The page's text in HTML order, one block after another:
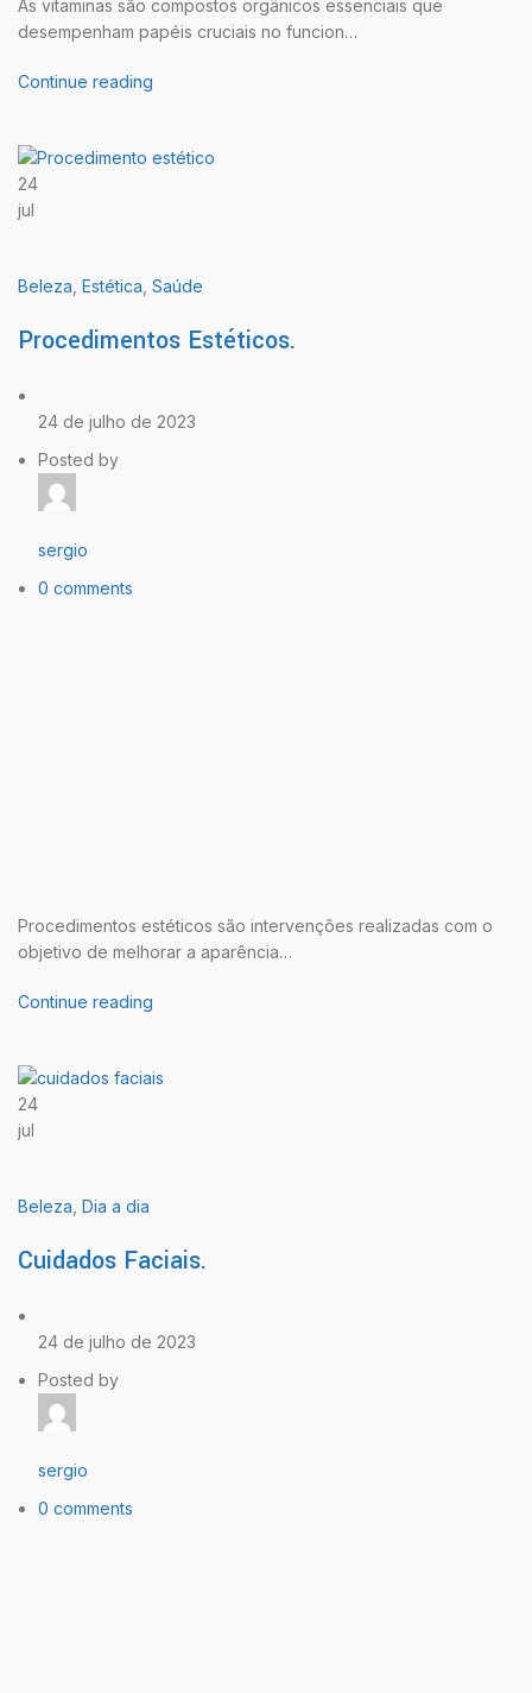
As vitaminas são compostos orgânicos essenciais que
desempenham papéis cruciais no funcion…
Continue reading
24
jul
Beleza Estética Saúde
Procedimentos Estéticos.
24 de julho de 2023
Posted by
sergio
0 comments
Procedimentos estéticos são intervenções realizadas com o
objetivo de melhorar a aparência…
Continue reading
24
jul
Beleza Dia a dia
Cuidados Faciais.
24 de julho de 2023
Posted by
sergio
0 comments